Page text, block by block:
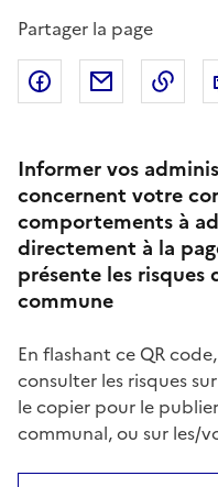
Partager la page
Partager surPartager
Informer vos
concernent votre
comportements à
directement à la
présente les
commune
En flashant ce QR
consulter les risques
le copier pour le
communal, ou sur les/